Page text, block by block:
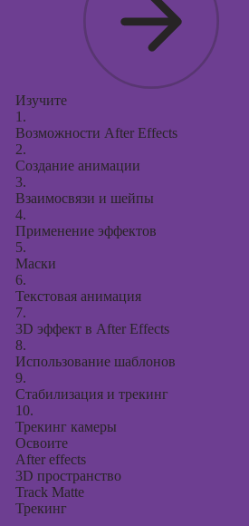
Изучите
1.
Возможности After Effects
2.
Создание анимации
3.
Взаимосвязи и шейпы
4.
Применение эффектов
5.
Маски
6.
Текстовая анимация
7.
3D эффект в After Effects
8.
Использование шаблонов
9.
Стабилизация и трекинг
10.
Трекинг камеры
Освоите
After effects
3D пространство
Track Matte
Трекинг